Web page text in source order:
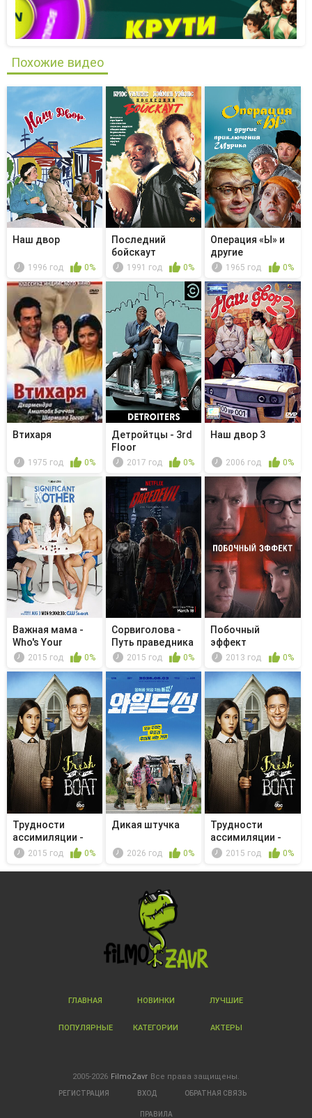
Похожие видео
Наш двор
1996 год 0%
Последний
бойскаут
1991 год 0%
Операция «Ы» и
другие
приключения
1965 год 0%
Втихаря
1975 год 0%
Детройтцы - 3rd
Floor
2017 год 0%
Наш двор 3
2006 год 0%
Важная мама -
Who's Your
Daddy?
2015 год 0%
Сорвиголова -
Путь праведника
2015 год 0%
Побочный
эффект
2013 год 0%
Трудности
ассимиляции -
Good Morning ...
2015 год 0%
Дикая штучка
2026 год 0%
Трудности
ассимиляции -
Citizen Jessica
2015 год 0%
ГЛАВНАЯ НОВИНКИ ЛУЧШИЕ
ПОПУЛЯРНЫЕ КАТЕГОРИИ АКТЕРЫ
2005-2026 FilmoZavr Все права защищены.
РЕГИСТРАЦИЯ ВХОД ОБРАТНАЯ СВЯЗЬ
ПРАВИЛА